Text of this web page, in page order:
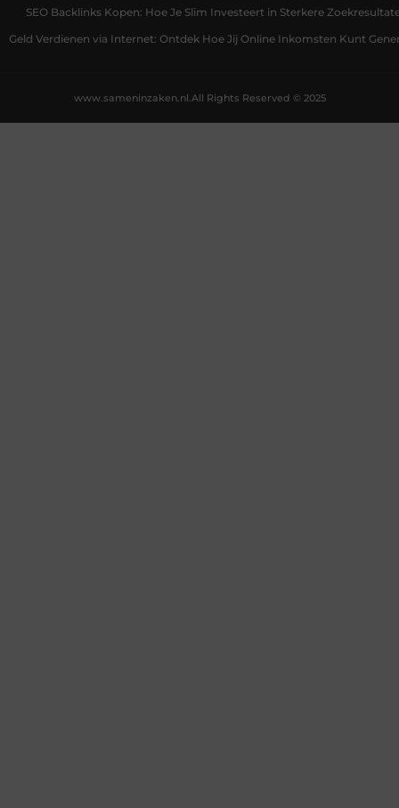
SEO Backlinks Kopen: Hoe Je Slim Investeert in Sterkere
Geld Verdienen via Internet: Ontdek Hoe Jij Online Inkomsten Kunt
All Rights Reserved © 2025
www.sameninzaken.nl.